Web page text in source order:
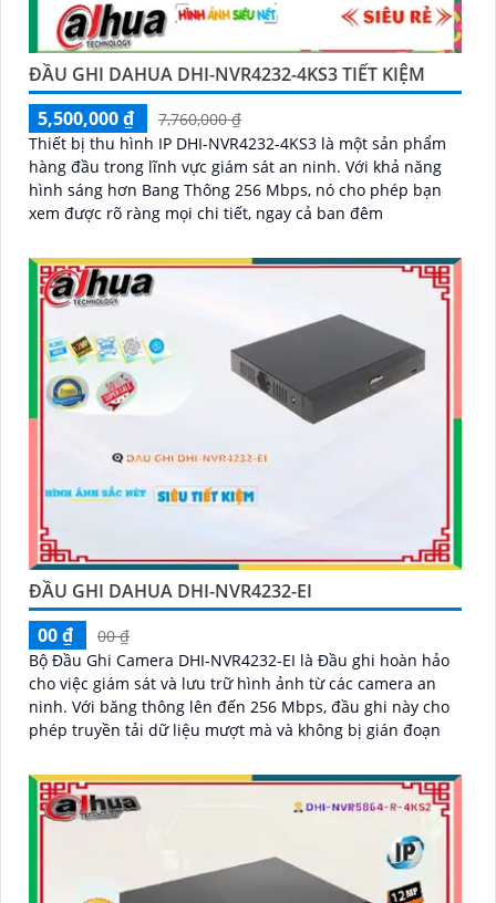
ĐẦU GHI DAHUA DHI-NVR4232-4KS3 TIẾT KIỆM
5,500,000 ₫
7,760,000 ₫
Thiết bị thu hình IP DHI-NVR4232-4KS3 là một sản phẩm
hàng đầu trong lĩnh vực giám sát an ninh. Với khả năng
hình sáng hơn Bang Thông 256 Mbps, nó cho phép bạn
xem được rõ ràng mọi chi tiết, ngay cả ban đêm
ĐẦU GHI DAHUA DHI-NVR4232-EI
00 ₫
00 ₫
Bộ Đầu Ghi Camera DHI-NVR4232-EI là Đầu ghi hoàn hảo
cho việc giám sát và lưu trữ hình ảnh từ các camera an
ninh. Với băng thông lên đến 256 Mbps, đầu ghi này cho
phép truyền tải dữ liệu mượt mà và không bị gián đoạn